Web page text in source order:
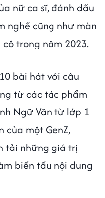
nữ ca sĩ, đánh dấu
nghề cũng như màn
trong năm 2023.
bài hát với câu
từ các tác phẩm
Ngữ Văn từ lớp 1
của một GenZ,
tải những giá trị
biến tấu nội dung